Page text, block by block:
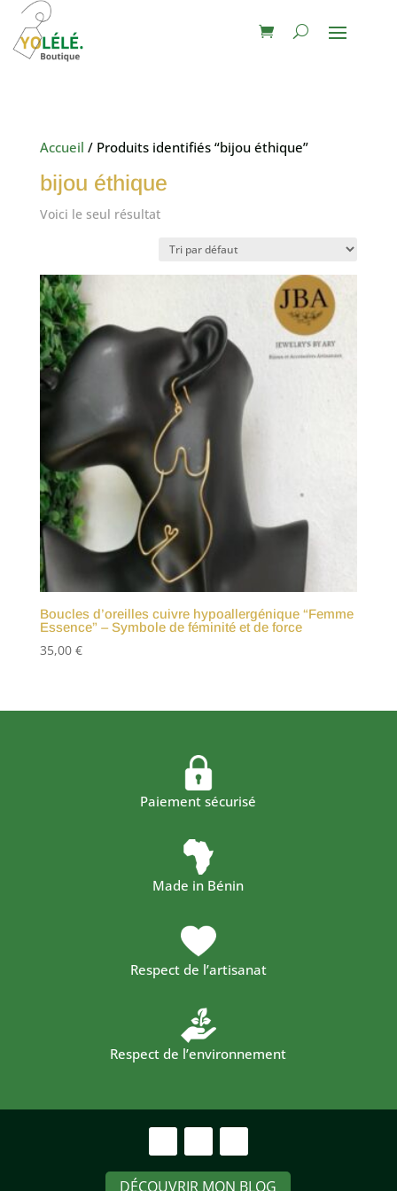
Accueil / Produits identifiés “bijou éthique”
bijou éthique
Voici le seul résultat
Boucles d’oreilles cuivre hypoallergénique “Femme
Essence” – Symbole de féminité et de force
35,00 €
Paiement sécurisé
Made in Bénin
Respect de l’artisanat
Respect de l’environnement
DÉCOUVRIR MON BLOG